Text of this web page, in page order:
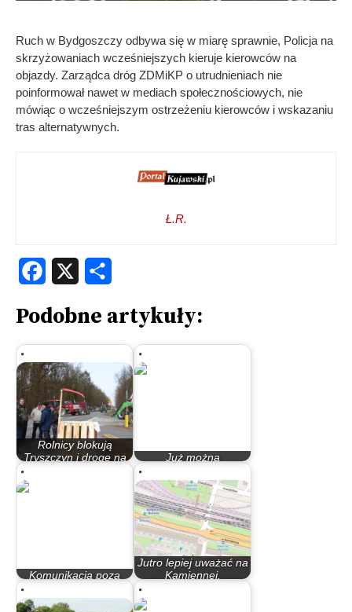
Ruch w Bydgoszczy odbywa się w miarę sprawnie, Policja na
skrzyżowaniach wcześniejszych kieruje kierowców na
objazdy. Zarządca dróg ZDMiKP o utrudnieniach nie
poinformował nawet w mediach społecznościowych, nie
mówiąc o wcześniejszym ostrzeżeniu kierowców i wskazaniu
tras alternatywnych.
Ł.R.
Facebook
Podobne artykuły:
Rolnicy blokują
Tryszczyn i drogę na
Już można
Komunikacja poza
Jutro lepiej uważać na
Kamiennej.